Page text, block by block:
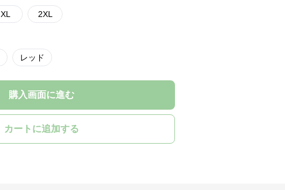
XL 2XL
レッド
購入画面に進む
カートに追加する